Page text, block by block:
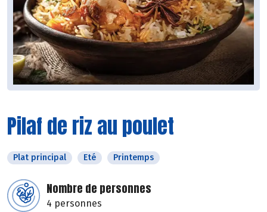
Pilaf de riz au poulet
Plat principal Eté Printemps
Nombre de personnes
4 personnes